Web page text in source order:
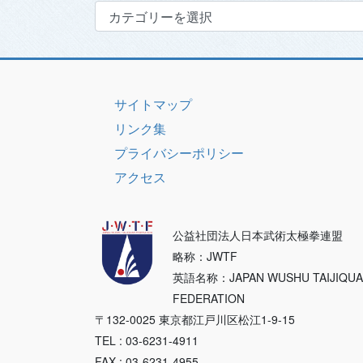
カ
テ
サイトマップ
リンク集
プライバシーポリシー
アクセス
公益社団法人日本武術太極拳連盟
略称：JWTF
英語名称：JAPAN WUSHU
FEDERATION
〒132-0025 東京都江戸川区松江1-9-15
TEL : 03-6231-4911